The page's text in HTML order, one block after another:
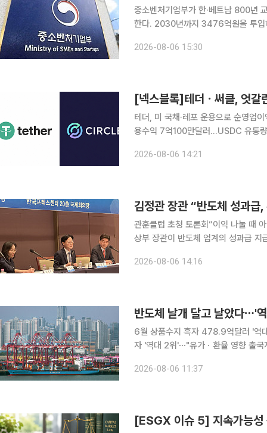
중소벤처기업부가 한·베트남 800년
한다. 2030년까지 3476억원을 투입해 관광
밸리특구는 고려시대 봉화에 정착한
2026-08-06 15:30
[넥스블록]테더ㆍ써클, 엇갈
테더, 미 국채·레포 운용으로 순영업
용수익 7억100만달러…USDC 유통
에도 미국 국채 운용과 스테이블코인
2026-08-06 14:21
관훈클럽 초청 토론회“이익 나눌 때 아닌
상부 장관이 반도체 업계의 성과급 지
이어지는 가운데, 핵심 연구인력에 대
2026-08-06 14:16
6월 상품수지 흑자 478.9억달러 '역
자 '역대 2위'⋯"유가ㆍ환율 영향 출국자 수 감소" 국내 경상수지가 유례없
지 흑자도 2000억달러에 근접하며
2026-08-06 11:37